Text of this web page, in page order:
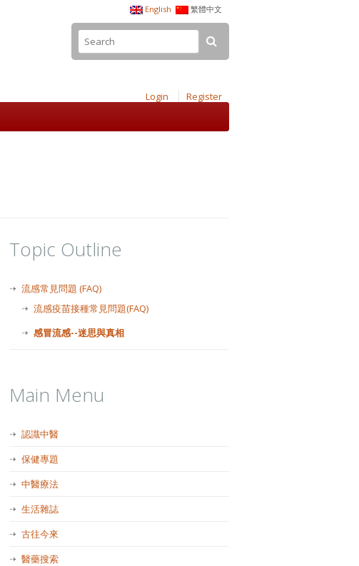
English 繁體中文
Login Register
Topic Outline
流感常見問題 (FAQ)
流感疫苗接種常見問題(FAQ)
感冒流感--迷思與真相
Main Menu
認識中醫
保健專題
中醫療法
生活雜誌
古往今來
醫藥搜索